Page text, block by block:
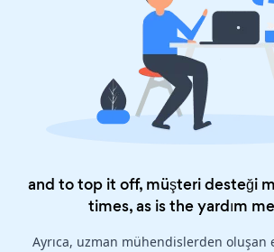
and to top it off, müşteri desteği
times, as is theyardım
Ayrıca, uzman mühendislerden oluşan